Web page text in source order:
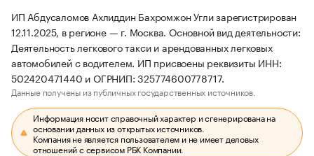
ИП Абдусаломов Ахлиддин Бахромжон Угли зарегистрирован
12.11.2025, в регионе — г. Москва. Основной вид деятельности:
Деятельность легкового такси и арендованных легковых
автомобилей с водителем. ИП присвоены реквизиты ИНН:
502420471440 и ОГРНИП: 325774600778717.
Данные получены из публичных государственных источников.
Информация носит справочный характер и сгенерирована на
основании данных из открытых источников.
Компания не является пользователем и не имеет деловых
отношений с сервисом РБК Компании.